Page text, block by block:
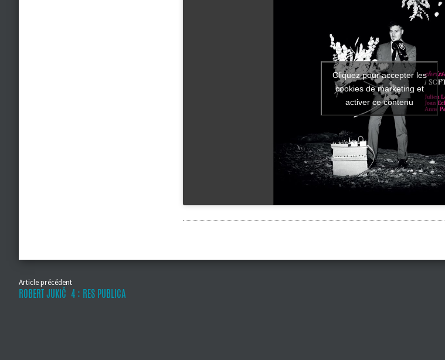
Cliquez pour accepter les
cookies de marketing et
activer ce contenu
Article précédent
ROBERT JUKIČ 4 : RES PUBLICA